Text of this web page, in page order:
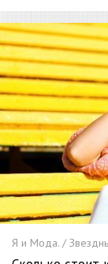
Я и Мода. /